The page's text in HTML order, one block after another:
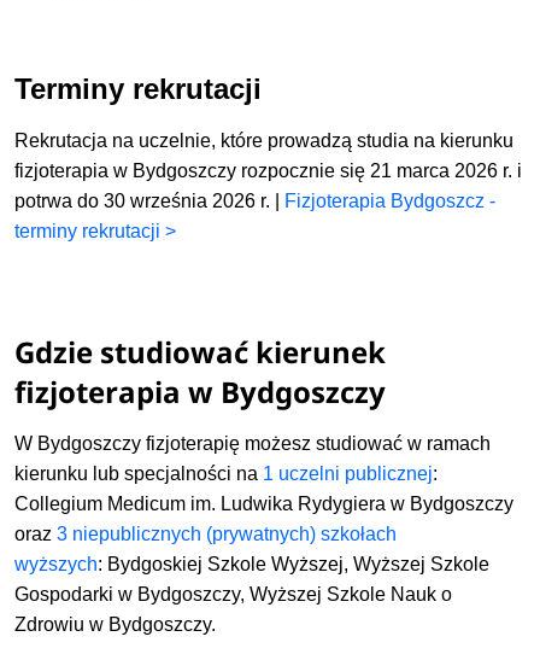
Terminy rekrutacji
Rekrutacja na uczelnie, które prowadzą studia na kierunku
fizjoterapia w Bydgoszczy rozpocznie się 21 marca 2026 r. i
potrwa do 30 września 2026 r. |
Fizjoterapia Bydgoszcz -
terminy rekrutacji >
Gdzie studiować kierunek
fizjoterapia w Bydgoszczy
W Bydgoszczy fizjoterapię możesz studiować w ramach
kierunku lub specjalności na 1 uczelni publicznej:
Collegium Medicum im. Ludwika Rydygiera w Bydgoszczy
oraz3 niepublicznych (prywatnych) szkołach
wyższych: Bydgoskiej Szkole Wyższej,Wyższej Szkole
Gospodarki w Bydgoszczy,Wyższej Szkole Nauk o
Zdrowiu w Bydgoszczy.